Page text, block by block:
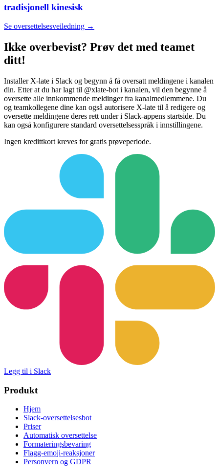
tradisjonell kinesisk
Se oversettelsesveiledning →
Ikke overbevist? Prøv det med teamet
ditt!
Installer X-late i Slack og begynn å få oversatt meldingene i kanalen
din. Etter at du har lagt til @xlate-bot i kanalen, vil den begynne å
oversette alle innkommende meldinger fra kanalmedlemmene. Du
og teamkollegene dine kan også autorisere X-late til å redigere og
oversette meldingene deres rett under i Slack-appens startside. Du
kan også konfigurere standard oversettelsesspråk i innstillingene.
Ingen kredittkort kreves for gratis prøveperiode.
Legg til i Slack
Produkt
Hjem
Slack-oversettelsesbot
Priser
Automatisk oversettelse
Formateringsbevaring
Flagg-emoji-reaksjoner
Personvern og GDPR